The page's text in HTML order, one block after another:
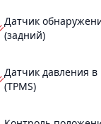
Датчик
(задний)
Датчик давления
(TPMS)